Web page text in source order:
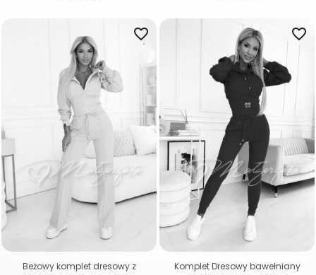
favorite_border
Beżowy komplet dresowy z
favorite_border
Komplet Dresowy bawełniany